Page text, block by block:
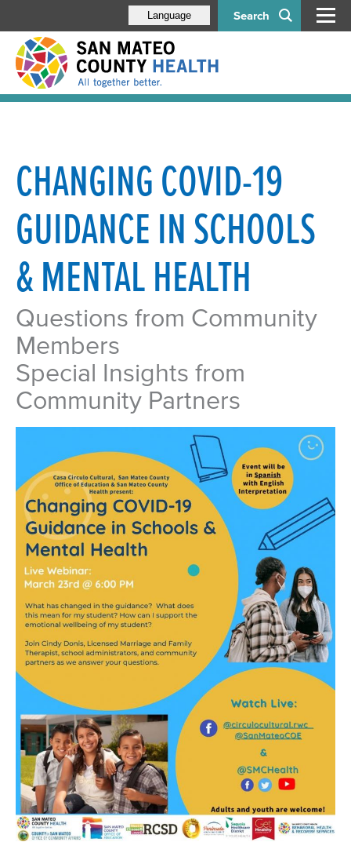
Search
Language
CHANGING COVID-19
GUIDANCE IN SCHOOLS
& MENTAL HEALTH
Questions from Community
Members
Special Insights from
Community Partners